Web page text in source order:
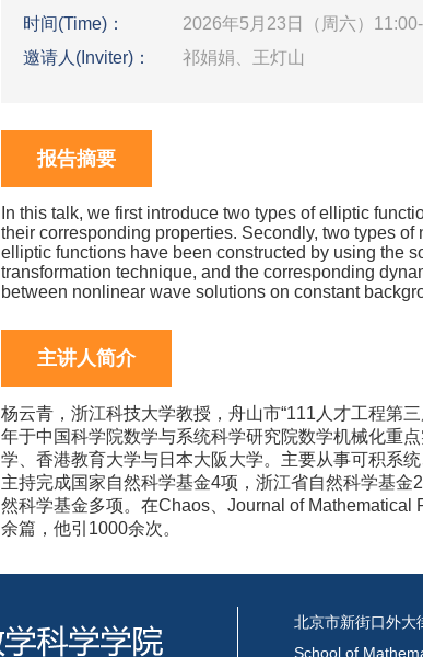
时间(Time)：
2026年5月23日（周六）
邀请人(Inviter)：
祁娟娟、王灯山
报告摘要
In this talk, we first introduce two types of elliptic
their corresponding properties. Secondly, two types
elliptic functions have been constructed by using the
transformation technique, and the corresponding
between nonlinear wave solutions on constant
主讲人简介
杨云青，浙江科技大学教授，舟山市“111人才工程第
年于中国科学院数学与系统科学研究院数学机械化重
学、香港教育大学与日本大阪大学。主要从事可积系
主持完成国家自然科学基金4项，浙江省自然科学基
然科学基金多项。在Chaos、Journal of
余篇，他引1000余次。
北京市新街口外大
School of